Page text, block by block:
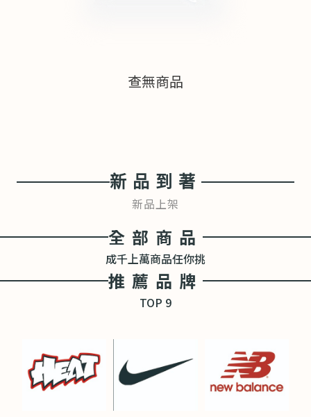
查無商品
新品到著
新品上架
全部商品
成千上萬商品任你挑
推薦品牌
TOP 9